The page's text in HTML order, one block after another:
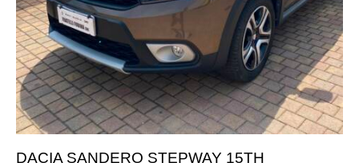
DACIA SANDERO STEPWAY 15TH